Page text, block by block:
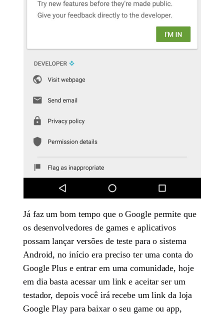
Já faz um bom tempo que o Google permite que
os desenvolvedores de games e aplicativos
possam lançar versões de teste para o sistema
Android, no início era preciso ter uma conta do
Google Plus e entrar em uma comunidade, hoje
em dia basta acessar um link e aceitar ser um
testador, depois você irá recebe um link da loja
Google Play para baixar o seu game ou app,